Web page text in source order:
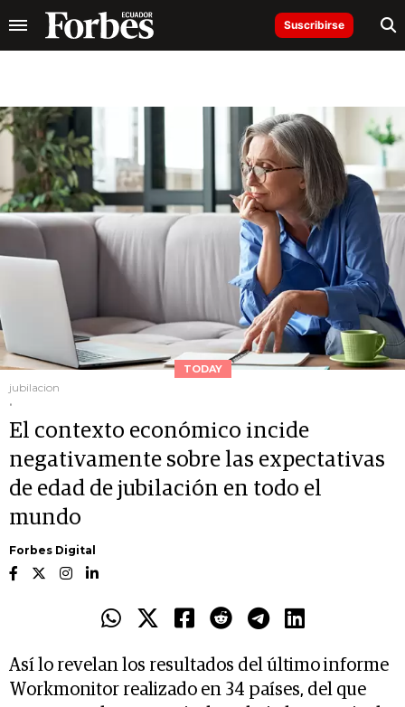
Suscribirse
TODAY
jubilacion
.
El contexto económico incide
negativamente sobre las expectativas
de edad de jubilación en todo el
mundo
Forbes Digital
Así lo revelan los resultados del último informe
Workmonitor realizado en 34 países, del que